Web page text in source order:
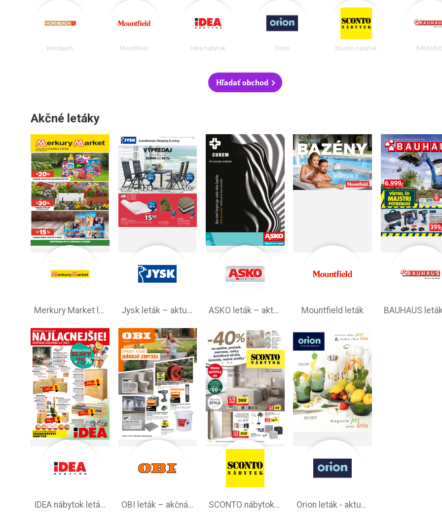
Hornbach Mountfield Idea nábytok Orion Sconto nábytok
Hľadať obchod
Akčné letáky
Merkury Market leták –⁠ akciová ponuka Jysk leták – aktuálna ponuka ASKO leták – aktuálna ponuka Mountfield leták
IDEA nábytok leták – akciová ponuka OBI leták –⁠ akčná ponuka SCONTO nábytok leták – akčná ponuka Orion leták - aktuálna ponuka